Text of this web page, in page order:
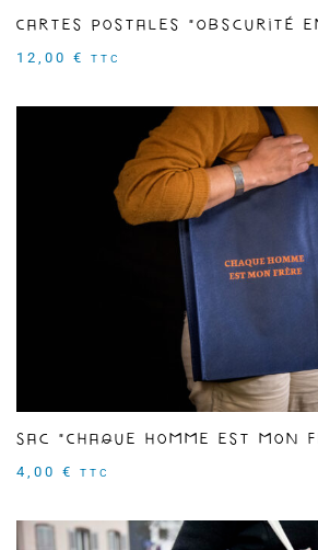
Cartes postales "Obscurité
12,00 € TTC
Sac "Chaque homme est mon
4,00 € TTC